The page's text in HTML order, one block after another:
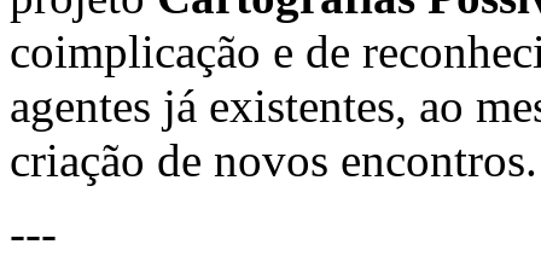
coimplicação e de
agentes já existentes, ao
criação de novos encontros.
---